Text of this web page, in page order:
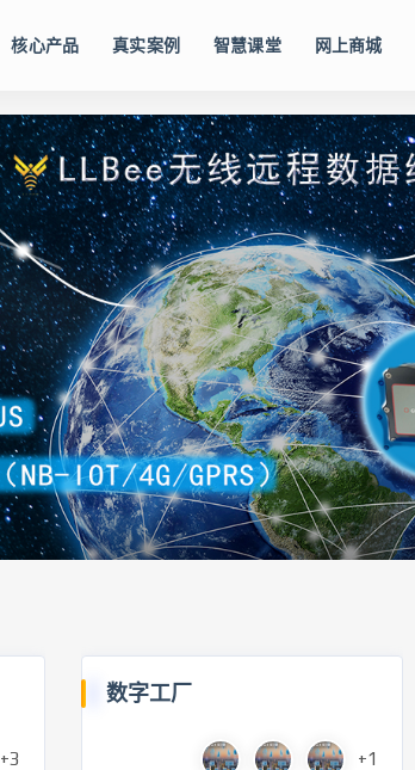
核心产品 真实案例 智慧课堂 网上商城
+3
数字工厂
+1